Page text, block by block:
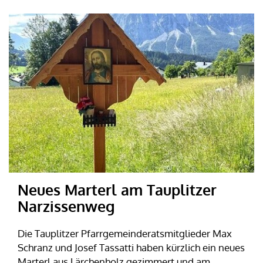
Neues Marterl am Tauplitzer
Narzissenweg
Die Tauplitzer Pfarrgemeinderatsmitglieder Max
Schranz und Josef Tassatti haben kürzlich ein neues